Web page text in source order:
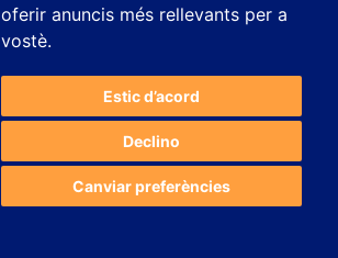
oferir anuncis més rellevants per a
vostè.
Estic d’acord
Declino
Canviar preferències